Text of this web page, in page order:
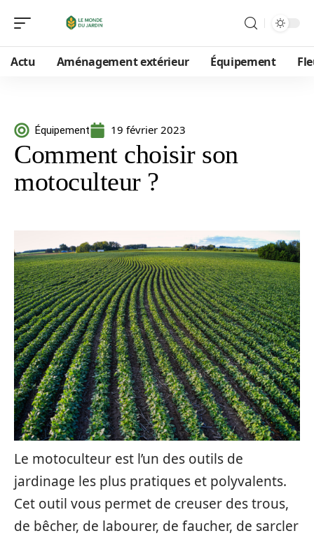
Actu Aménagement extérieur Équipement
Équipement 19 février 2023
Comment choisir son
motoculteur ?
Le motoculteur est l’un des outils de
jardinage les plus pratiques et polyvalents.
Cet outil vous permet de creuser des trous,
de bêcher, de labourer, de faucher, de sarcler